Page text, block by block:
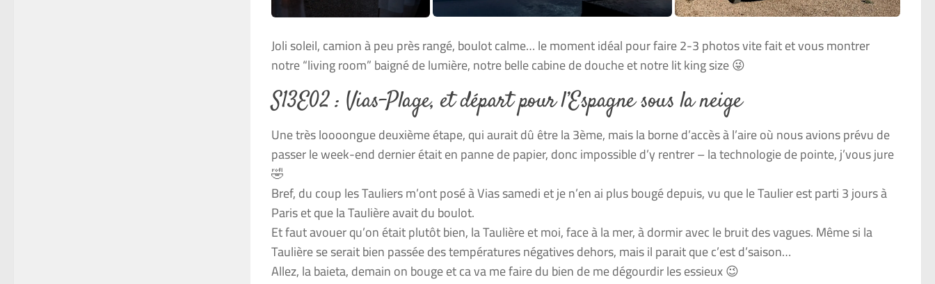
Joli soleil, camion à peu près rangé, boulot calme… le moment idéal pour faire 2-3 photos vite fait et vous montrer
notre “living room” baigné de lumière, notre belle cabine de douche et notre lit king size 😜
S13E02 : Vias-Plage, et départ pour l’Espagne sous la neige
Une très loooongue deuxième étape, qui aurait dû être la 3ème, mais la borne d’accès à l’aire où nous avions prévu de
passer le week-end dernier était en panne de papier, donc impossible d’y rentrer – la technologie de pointe, j’vous jure
🤣
Bref, du coup les Tauliers m’ont posé à Vias samedi et je n’en ai plus bougé depuis, vu que le Taulier est parti 3 jours à
Paris et que la Taulière avait du boulot.
Et faut avouer qu’on était plutôt bien, la Taulière et moi, face à la mer, à dormir avec le bruit des vagues. Même si la
Taulière se serait bien passée des températures négatives dehors, mais il parait que c’est d’saison…
Allez, la baieta, demain on bouge et ca va me faire du bien de me dégourdir les essieux 😉